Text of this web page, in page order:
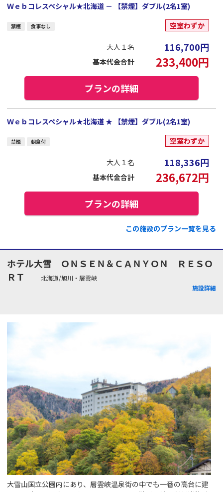
Ｗｅｂコレスペシャル★北海道 － 【禁煙】ダブル(2名1室)
禁煙 食事なし 空室わずか
大人１名 116,700円
基本代金合計 233,400円
プランの詳細
Ｗｅｂコレスペシャル★北海道 ★ 【禁煙】ダブル(2名1室)
禁煙 朝食付 空室わずか
大人１名 118,336円
基本代金合計 236,672円
プランの詳細
この施設のプラン一覧を見る
ホテル大雪 ＯＮＳＥＮ＆ＣＡＮＹＯＮ ＲＥＳＯ
ＲＴ
北海道/旭川・層雲峡
施設詳細
大雪山国立公園内にあり、層雲峡温泉街の中でも一番の高台に建